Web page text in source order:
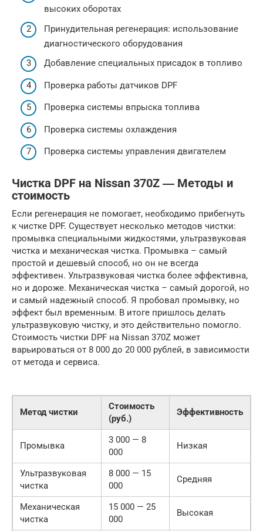
высоких оборотах
Принудительная регенерация: использование
диагностического оборудования
Добавление специальных присадок в топливо
Проверка работы датчиков DPF
Проверка системы впрыска топлива
Проверка системы охлаждения
Проверка системы управления двигателем
Чистка DPF на Nissan 370Z ― Методы и
стоимость
Если регенерация не помогает, необходимо прибегнуть
к чистке DPF. Существует несколько методов чистки:
промывка специальными жидкостями, ультразвуковая
чистка и механическая чистка. Промывка – самый
простой и дешевый способ, но он не всегда
эффективен. Ультразвуковая чистка более эффективна,
но и дороже. Механическая чистка – самый дорогой, но
и самый надежный способ. Я пробовал промывку, но
эффект был временным. В итоге пришлось делать
ультразвуковую чистку, и это действительно помогло.
Стоимость чистки DPF на Nissan 370Z может
варьироваться от 8 000 до 20 000 рублей, в зависимости
от метода и сервиса.
Метод чистки
Стоимость
(руб.)
Эффективность
Промывка
3 000 — 8
000
Низкая
Ультразвуковая
чистка
8 000 — 15
000
Средняя
Механическая
чистка
15 000 — 25
000
Высокая